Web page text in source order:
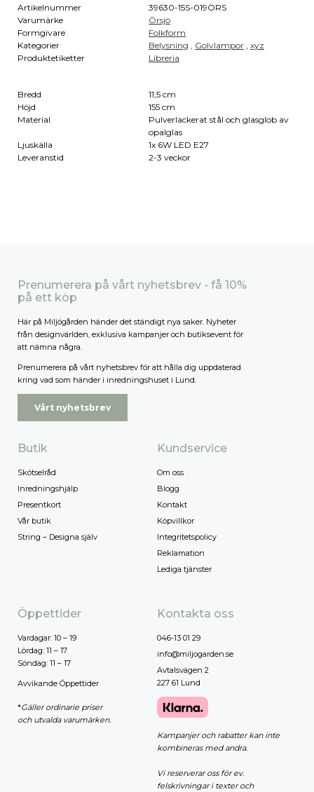
Artikelnummer
39630-15S-019ÖRS
Varumärke
Örsjö
Formgivare
Folkform
Kategorier
Belysning , Golvlampor ,xyz
Produktetiketter
Libreria
Bredd
11,5 cm
Höjd
155 cm
Material
Pulverlackerat stål och glasglob av
opalglas
Ljuskälla
1x 6W LED E27
Leveranstid
2-3 veckor
Prenumerera på vårt nyhetsbrev - få 10%
på ett köp
Här på Miljögården händer det ständigt nya saker. Nyheter
från designvärlden, exklusiva kampanjer och butiksevent för
att nämna några.
Prenumerera på vårt nyhetsbrev för att hålla dig uppdaterad
kring vad som händer i inredningshuset i Lund.
Vårt nyhetsbrev
Butik
Skötselråd
Inredningshjälp
Presentkort
Vår butik
String – Designa själv
Kundservice
Om oss
Blogg
Kontakt
Köpvillkor
Integritetspolicy
Reklamation
Lediga tjänster
Öppettider
Vardagar: 10 – 19
Lördag: 11 – 17
Söndag: 11 – 17
Avvikande Öppettider
*Gäller ordinarie priser
och utvalda varumärken.
Kontakta oss
046-13 01 29
info@miljogarden.se
Avtalsvägen 2
227 61 Lund
Kampanjer och rabatter kan inte
kombineras med andra.
Vi reserverar oss för ev.
felskrivningar i texter och